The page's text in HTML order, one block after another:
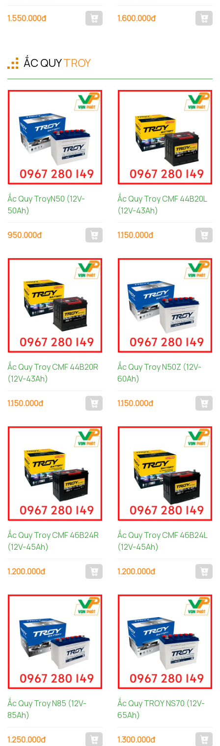
1.550.000đ 1.600.000đ
ẮC QUYTROY
Ắc Quy TroyN50 (12V-
50Ah)
950.000đ
Ắc Quy Troy CMF 44B20L
(12V-43Ah)
1.150.000đ
Ắc Quy Troy CMF 44B20R
(12V-43Ah)
1.150.000đ
Ắc Quy Troy N50Z (12V-
60Ah)
1.150.000đ
Ắc Quy Troy CMF 46B24R
(12V-45Ah)
1.200.000đ
Ắc Quy Troy CMF 46B24L
(12V-45Ah)
1.200.000đ
Ắc Quy Troy N85 (12V-
85Ah)
1.250.000đ
Ắc Quy TROY NS70 (12V-
65Ah)
1.300.000đ